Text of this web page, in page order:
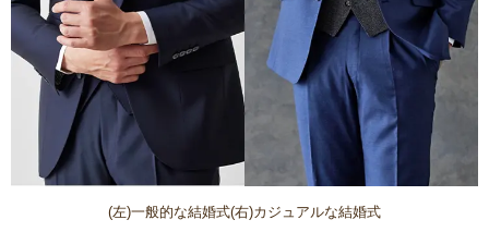
(左)一般的な結婚式(右)カジュアルな結婚式